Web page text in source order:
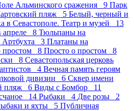
Альминского сражения 9 Парк
пляж 5 Белый, черный и
в Севастополе. Театр и музей 13
апреле 8 Тюльпаны на
Артбухта 3 Платаны на
простом 8 Просто о простом 8
8 Севастопольская церковь
4 Вечная память героям
дивизии 6 Сквер имени
пляж 6 Виды с Бомбор 11
14 Рыбаки 4 Две розы 2
и яхты 5 Публичная